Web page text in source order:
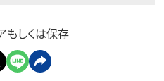
もしくは保存